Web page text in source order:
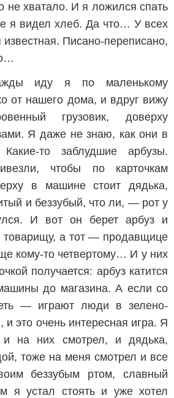
не хватало. И я ложился спать
я видел хлеб. Да что… У всех
Писано-переписано,
иду я по маленькому
от нашего дома, и вдруг вижу
грузовик, доверху
Я даже не знаю, как они в
то заблудшие арбузы.
чтобы по карточкам
в машине стоит дядька,
и беззубый, что ли, — рот у
И вот он берет арбуз и
товарищу, а тот — продавщице
кому-то четвертому… И у них
получается: арбуз катится
до магазина. А если со
— играют люди в зелено-
и это очень интересная игра. Я
и на них смотрел, и дядька,
тоже на меня смотрел и все
беззубым ртом, славный
я устал стоять и уже хотел